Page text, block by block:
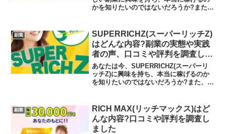
かを知りたいのではないだろうか?また簡
のではないだろうか？答えを言うと、そ
の作業をするだけで...
副業
SUPERRICHZ(スーパーリッチZ)
はどんな内容?副業の実態や実践
者の声、口コミや評判を調査しま
した
あなたは今、SUPERRICHZ(スーパーリ
ッチZ)に興味を持ち、本当に稼げるのか
を知りたいのではないだろうか?また、
ではないだろうか？答えを言うと、ライ
ン...
副業
RICH MAX(リッチマックス)はど
んな内容?口コミや評判を調査し
ました